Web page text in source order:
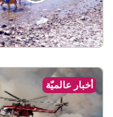
أخبار عالميّة